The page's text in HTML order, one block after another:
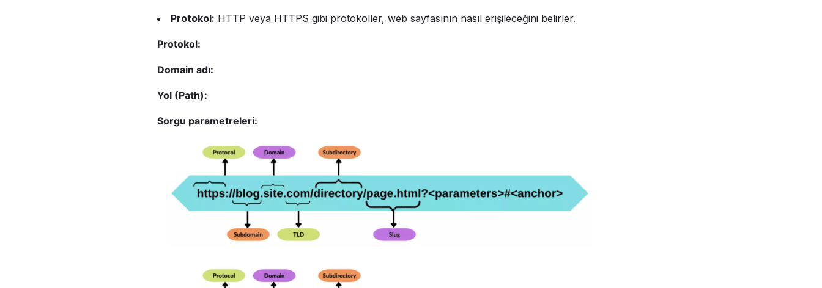
Protokol: HTTP veya HTTPS gibi protokoller, web sayfasının nasıl erişileceğini belirler.
Protokol:
Domain adı:
Yol (Path):
Sorgu parametreleri: